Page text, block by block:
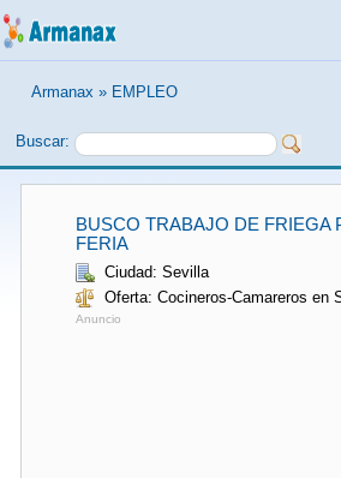
Armanax » EMPLEO
Buscar:
BUSCO TRABAJO DE FRIEGA
FERIA
Ciudad: Sevilla
Oferta: Cocineros-Camareros en
Anuncio